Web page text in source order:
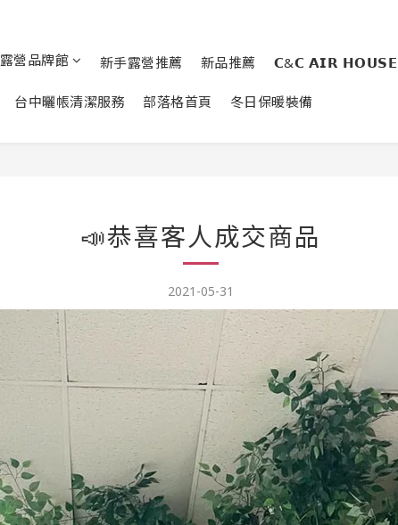
露營品牌館 新手露營推薦 新品推薦 𝗖&𝗖 𝗔𝗜𝗥 𝗛𝗢𝗨𝗦𝗘
台中曬帳清潔服務 部落格首頁 冬日保暖裝備
📣恭喜客人成交商品
2021-05-31